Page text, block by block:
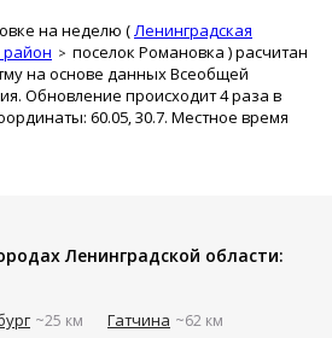
на неделю (Ленинградская
район поселок Романовка ) расчитан
на основе данных Всеобщей
Обновление происходит 4 раза в
60.05, 30.7. Местное время
Ленинградской области:
~25 км Гатчина ~62 км